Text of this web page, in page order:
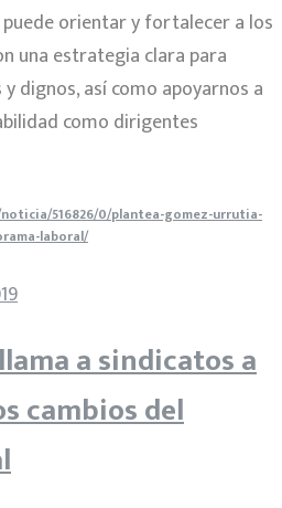
orientar y fortalecer a los
una estrategia clara para
dignos, así como apoyarnos a
como dirigentes
516826/0/plantea-gomez-urrutia-
laboral/
a sindicatos a
cambios del